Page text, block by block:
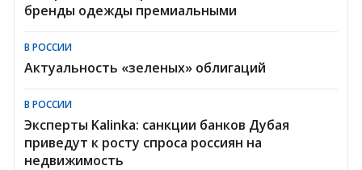
бренды одежды премиальными
В РОССИИ
Актуальность «зеленых» облигаций
В РОССИИ
Эксперты Kalinka: санкции банков Дубая
приведут к росту спроса россиян на
недвижимость